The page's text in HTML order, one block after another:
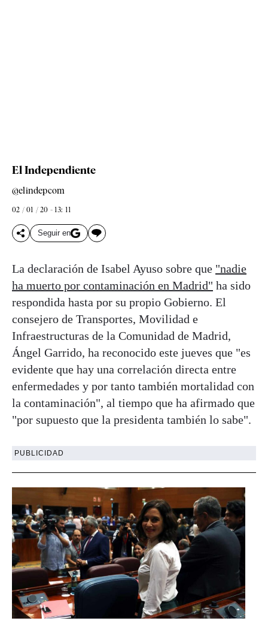
El Independiente
@elindepcom
02 / 01 / 20 - 13: 11
Seguir en
La declaración de Isabel Ayuso sobre que "nadie
ha muerto por contaminación en Madrid" ha sido
respondida hasta por su propio Gobierno. El
consejero de Transportes, Movilidad e
Infraestructuras de la Comunidad de Madrid,
Ángel Garrido, ha reconocido este jueves que "es
evidente que hay una correlación directa entre
enfermedades y por tanto también mortalidad con
la contaminación", al tiempo que ha afirmado que
"por supuesto que la presidenta también lo sabe".
PUBLICIDAD